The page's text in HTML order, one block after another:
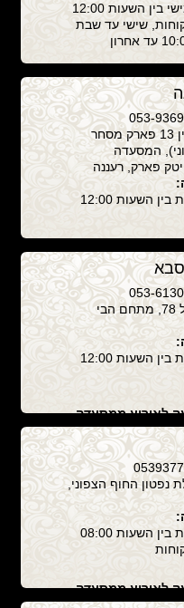
ראשון עד חמישי בין השעות 12:00
שישי עד שבת
בין השעות 10:00 עד אחרון
לאירוע ממסעדה
זרחין 13 פארק מסחר
המסעדה
פארק, רעננה
ראשון עד שבת בין השעות 12:00
לאירוע ממסעדה
אנגל 78, מתחם הבי
ראשון עד שבת בין השעות 12:00
לאירוע ממסעדה
נפטון החוף הצפוני,
ראשון עד שבת בין השעות 08:00
לאירוע ממסעדה